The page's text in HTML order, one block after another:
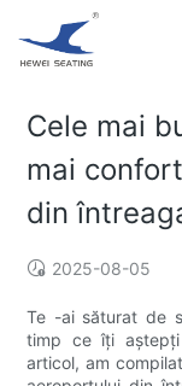
Cele mai
mai
din
2025-08-05
Te -ai săturat de
timp ce îți
articol, am